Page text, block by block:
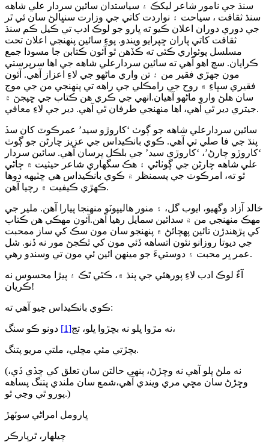
سنڌ جي نامور شاعر ليکڪ ۽ سياستدان سائين سردار علي شاهه
سنڌ ثقافت ، سياحت ۽ نواردت کاتي جي وزارت سنڀالڻ سان ئي ٿر
جي دوري دوران اعلان ڪيو ته ڀارو جو لوڪ ادب تي ڪيل ڪم سنڌ
ثقافت کاتي پاران ڇپرايو ويندو. پوءِ سائين پنهنجي اعلان تحت
مسلسل پوئواري ڪئي ته ڪڏهن ٿو آئون ڪتابن جا مسودا جمع
ڪرايان. سچ اهو آهي ته سائين سردارعلي شاهه جي اها سرپرستي
مون جهڙي فقير من ۽ تن واري ماڻهو جي لاءِ اعزاز آهي. آئون
فقيري سڀاءِ ۾ روح جي رامڪلي جي راهه تي پنهنجي من جي موج
سان هلڻ وارو ماڻهو آهيان.انهي جي ڪري هن ڪتاب جي ڇپجڻ ۾
جيتري دير ٿي آهي، اها منهنجي طرفان ٿي آهي. دير جي لاءِ معافي.
سائين سردارعلي شاهه جو ڳوٺ ‘کاروڙو سيد’ عمرڪوٽ کان سڏ
پنڌ جي فا صلي تي آهي. ڪوي بانڪيداس جي عزيز چارڻن جو ڳوٺ
‘کاروڙو چارڻ’، ‘کاروڙي سيد’ جي بلڪل ڀرسان آهي. سائين سردار
علي شاهه چارڻن جي ڳوٺاڻي ۽ هڪ سگهاري شاعر حيثيت ۾ ڄاڻي
ٿو ته، امرڪوٽ جي پسمنظر ۾ ڪوي بانڪيداس هي ڇٽيهه دوها
ڪهڙي ڪيفيت ۾ رچيا آهن.
خالد آزاد وگهيو، ايوب گل، ۽ منور هاليپوٽو منهنجا پيارا آهن. ملير جي
مهڪ منهنجي من ۾ سدائين سمايل رهيا آهن.آئون مهڪي هن ڪتاب
کي پڙهندڙن تائين پهچائڻ ۾ پنهنجو سان مون سڪ کي ساز ممحبت
جي ديوتا روزانو نئون اتساهه ڏئي مون کي ٿڪجڻ مور نه ڏنو. شل
عمر ڀر محبت ۽ دوستيءَ جو مينهن ائين ئي مون تي وسندو رهي.
آءٌ لوڪ ادب لاءِ پورهئي جي پنڌ ۾، ڪٿي ٿڪ ۽ پيڙا محسوس نه
ڪريان!
ڪوي بانڪيداس چيو آهي ته:
نه مڙوا ڀلو نه بڇڙوا ڀلو، تج[1] دونو ڪو سنگ،
بڇڙتي مئي مڇلي، ملتي مريو پتنگ.
(نه ملڻ ڀلو آهي نه وڇڙڻ، ٻنهي حالتن سان تعلق کي ڇڏي ڏي،
وڇڙڻ سان مڇي مري ويندي آهي،شمع سان ملندي پتنگ پساهه
پورو ٿي وڃي ٿو.)
ڀارومل امراڻي سوٽهڙ
چيلهار، ٿرپارڪر